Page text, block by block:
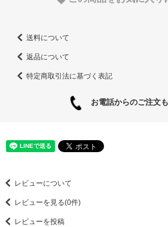
送料について
返品について
特定商取引法に基づく表記
お電話からのご注文
レビューについて
レビューを見る(0件)
レビューを投稿